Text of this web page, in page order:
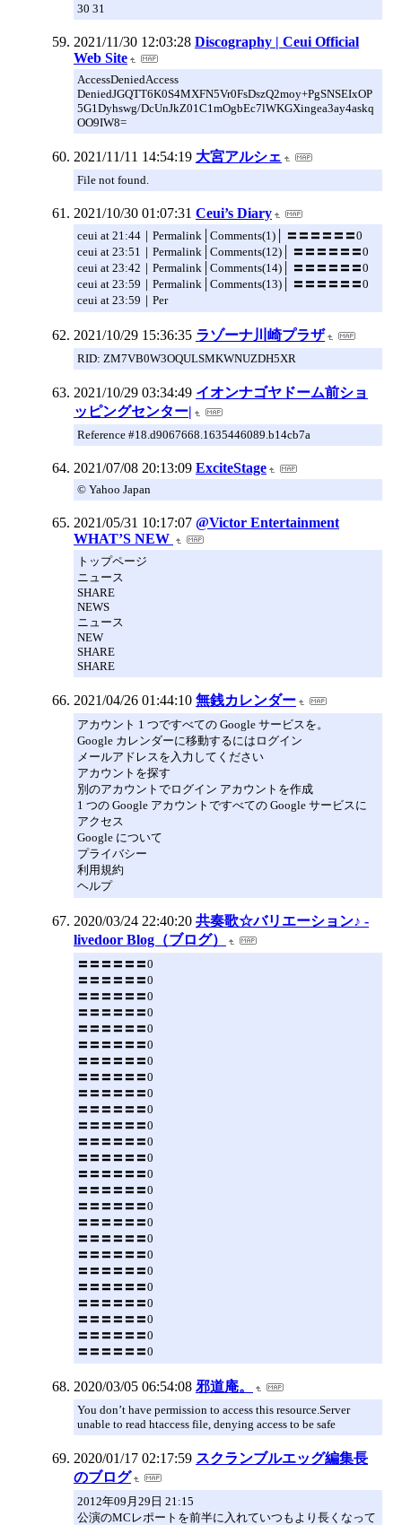
30 31
2021/11/30 12:03:28 Discography | Ceui Official
Web Site
AccessDeniedAccess
DeniedJGQTT6K0S4MXFN5Vr0FsDszQ2moy+PgSNSEIxOP
5G1Dyhswg/DcUnJkZ01C1mOgbEc7lWKGXingea3ay4askq
OO9IW8=
2021/11/11 14:54:19 大宮アルシェ
File not found.
2021/10/30 01:07:31 Ceui’s Diary
ceui at 21:44｜Permalink│Comments(1)│ 〓〓〓〓〓〓0
ceui at 23:51｜Permalink│Comments(12)│ 〓〓〓〓〓〓0
ceui at 23:42｜Permalink│Comments(14)│ 〓〓〓〓〓〓0
ceui at 23:59｜Permalink│Comments(13)│ 〓〓〓〓〓〓0
ceui at 23:59｜Per
2021/10/29 15:36:35 ラゾーナ川崎プラザ
RID: ZM7VB0W3OQULSMKWNUZDH5XR
2021/10/29 03:34:49 イオンナゴヤドーム前ショ
ッピングセンター|
Reference #18.d9067668.1635446089.b14cb7a
2021/07/08 20:13:09 ExciteStage
© Yahoo Japan
2021/05/31 10:17:07 @Victor Entertainment
WHAT’S NEW
トップページ
ニュース
SHARE
NEWS
ニュース
NEW
SHARE
SHARE
2021/04/26 01:44:10 無銭カレンダー
アカウント 1 つですべての Google サービスを。
Google カレンダーに移動するにはログイン
メールアドレスを入力してください
アカウントを探す
別のアカウントでログイン アカウントを作成
1 つの Google アカウントですべての Google サービスに
アクセス
Google について
プライバシー
利用規約
ヘルプ
2020/03/24 22:40:20 共奏歌☆バリエーション♪ -
livedoor Blog（ブログ）
〓〓〓〓〓〓0
〓〓〓〓〓〓0
〓〓〓〓〓〓0
〓〓〓〓〓〓0
〓〓〓〓〓〓0
〓〓〓〓〓〓0
〓〓〓〓〓〓0
〓〓〓〓〓〓0
〓〓〓〓〓〓0
〓〓〓〓〓〓0
〓〓〓〓〓〓0
〓〓〓〓〓〓0
〓〓〓〓〓〓0
〓〓〓〓〓〓0
〓〓〓〓〓〓0
〓〓〓〓〓〓0
〓〓〓〓〓〓0
〓〓〓〓〓〓0
〓〓〓〓〓〓0
〓〓〓〓〓〓0
〓〓〓〓〓〓0
〓〓〓〓〓〓0
〓〓〓〓〓〓0
〓〓〓〓〓〓0
〓〓〓〓〓〓0
2020/03/05 06:54:08 邪道庵。
You don’t have permission to access this resource.Server
unable to read htaccess file, denying access to be safe
2020/01/17 02:17:59 スクランブルエッグ編集長
のブログ
2012年09月29日 21:15
公演のMCレポートを前半に入れていつもより長くなって